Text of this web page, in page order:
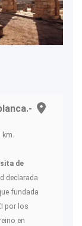
km.
de
declarada
fundada
por los
en